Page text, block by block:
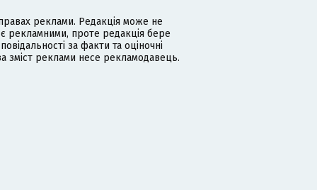
реклами. Редакція може не
рекламними, проте редакція бере
за факти та оціночні
зміст реклами несе рекламодавець.